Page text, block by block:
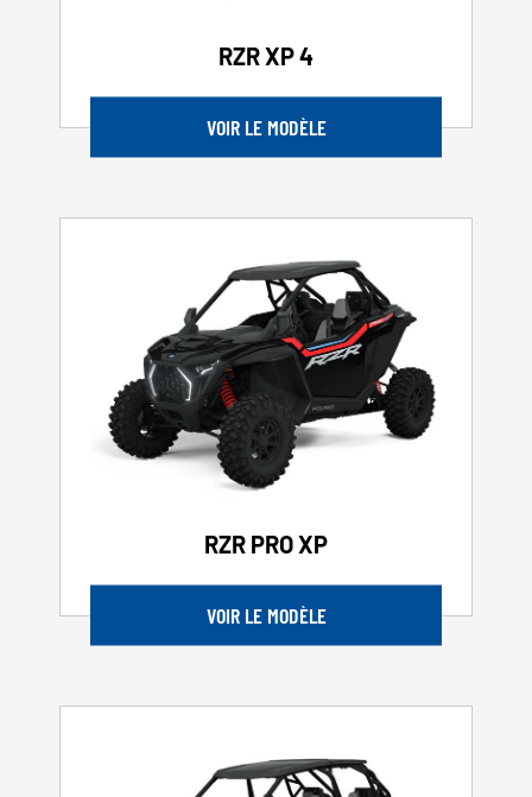
RZR XP 4
VOIR LE MODÈLE
RZR PRO XP
VOIR LE MODÈLE